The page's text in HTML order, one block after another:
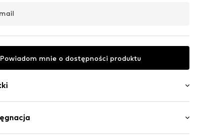
Powiadom mnie o dostępności produktu
szwy
marki